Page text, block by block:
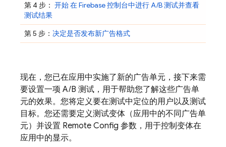
第 4 步： 开始 在Firebase控制台中进行 A/B 测试并查看
测试结果
第 5 步： 决定是否发布新广告格式
现在，您已在应用中实施了新的广告单元，接下来需
要设置一项 A/B 测试，用于帮助您了解这些广告单
元的效果。您将定义要在测试中定位的用户以及测试
目标。您还需要定义测试变体（应用中的不同广告单
元）并设置 Remote Config 参数，用于控制变体在
应用中的显示。